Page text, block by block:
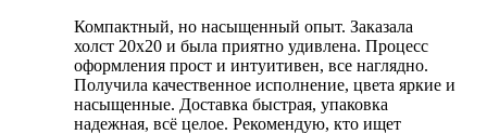
Компактный, но насыщенный опыт. Заказала
холст 20х20 и была приятно удивлена. Процесс
оформления прост и интуитивен, все наглядно.
Получила качественное исполнение, цвета яркие и
насыщенные. Доставка быстрая, упаковка
надежная, всё целое. Рекомендую, кто ищет